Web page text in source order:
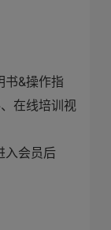
书&操作指
在线培训视
入会员后